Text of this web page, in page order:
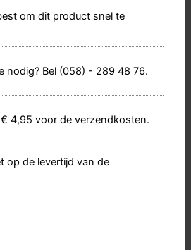
om dit product snel te
nodig? Bel (058) - 289 48 76.
4,95 voor de verzendkosten.
op de levertijd van de